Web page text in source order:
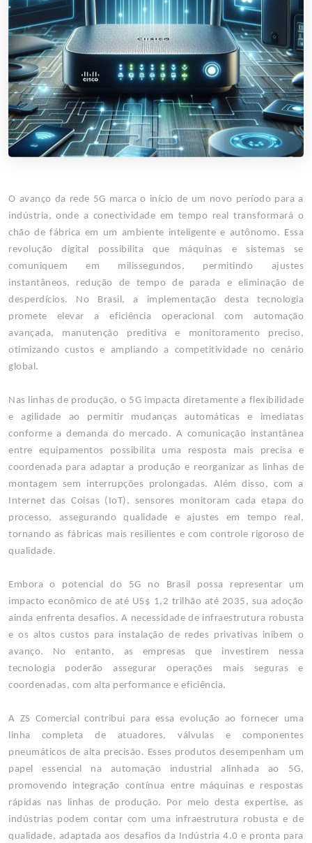
O avanço da rede 5G marca o início de um novo período para a
indústria, onde a conectividade em tempo real transformará o
chão de fábrica em um ambiente inteligente e autônomo. Essa
revolução digital possibilita que máquinas e sistemas se
comuniquem em milissegundos, permitindo ajustes
instantâneos, redução de tempo de parada e eliminação de
desperdícios. No Brasil, a implementação desta tecnologia
promete elevar a eficiência operacional com automação
avançada, manutenção preditiva e monitoramento preciso,
otimizando custos e ampliando a competitividade no cenário
global.
Nas linhas de produção, o 5G impacta diretamente a flexibilidade
e agilidade ao permitir mudanças automáticas e imediatas
conforme a demanda do mercado. A comunicação instantânea
entre equipamentos possibilita uma resposta mais precisa e
coordenada para adaptar a produção e reorganizar as linhas de
montagem sem interrupções prolongadas. Além disso, com a
Internet das Coisas (IoT), sensores monitoram cada etapa do
processo, assegurando qualidade e ajustes em tempo real,
tornando as fábricas mais resilientes e com controle rigoroso de
qualidade.
Embora o potencial do 5G no Brasil possa representar um
impacto econômico de até US$ 1,2 trilhão até 2035, sua adoção
ainda enfrenta desafios. A necessidade de infraestrutura robusta
e os altos custos para instalação de redes privativas inibem o
avanço. No entanto, as empresas que investirem nessa
tecnologia poderão assegurar operações mais seguras e
coordenadas, com alta performance e eficiência.
A ZS Comercial contribui para essa evolução ao fornecer uma
linha completa de atuadores, válvulas e componentes
pneumáticos de alta precisão. Esses produtos desempenham um
papel essencial na automação industrial alinhada ao 5G,
promovendo integração contínua entre máquinas e respostas
rápidas nas linhas de produção. Por meio desta expertise, as
indústrias podem contar com uma infraestrutura robusta e de
qualidade, adaptada aos desafios da Indústria 4.0 e pronta para